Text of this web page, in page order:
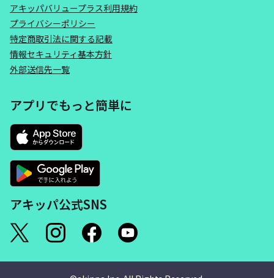
アキッパバリュープラス利用規約
プライバシーポリシー
特定商取引法に関する記載
情報セキュリティ基本方針
外部送信先一覧
アプリでもっと簡単に
アキッパ公式SNS